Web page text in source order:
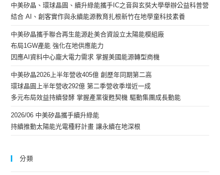
中美矽晶、環球晶圓、續升綠能攜手IC之音與玄奘大學舉辦公益科普營
結合 AI、創客實作與永續能源教育扎根新竹在地學童科技素養
中美矽晶攜手聯合再生能源赴美合資設立太陽能模組廠
布局1GW產能 強化在地供應能力
因應AI資料中心龐大電力需求 掌握美國能源轉型商機
中美矽晶2026上半年營收405億 創歷年同期第二高
環球晶圓上半年營收292億 第二季營收季增近一成
多元布局效益持續發酵 掌握產業復甦契機 驅動集團成長動能
2026/06 中美矽晶攜手續升綠能
持續推動太陽能光電種籽計畫 讓永續在地深根
分類